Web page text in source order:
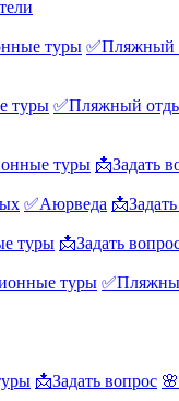
туры ✅Пляжный
туры ✅Пляжный
туры 📩Задать
✅Аюрведа
туры 📩Задать
туры
📩Задать вопрос